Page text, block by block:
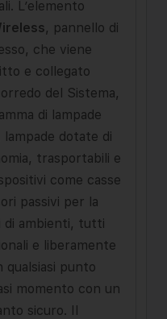
L’elemento
, pannello di
che viene
e collegato
del Sistema,
di lampade
dotate di
trasportabili e
come casse
passivi per la
di ambienti, tutti
e liberamente
qualsiasi punto
momento con un
sicuro. Il